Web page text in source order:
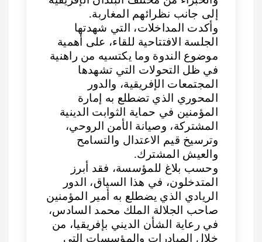
إلى جانب نظرائهم المغاربة.
وأكدت المداخلات، التي شهدتها
الجلسة الافتتاحية للقاء، على أهمية
موضوع الندوة وما يكتسيه من راهنية
في ظل التحولات التي تشهدها
المجتمعات الإفريقية، والدور
المحوري الذي تضطلع به إمارة
المؤمنين في حماية الثوابت الدينية
المشتركة، وصيانة الأمن الروحي،
وترسيخ قيم الاعتدال والتسامح
والعيش المشترك.
وحسب بلاغ للمؤسسة، فقد أبرز
المتدخلون، في هذا السياق، الدور
الريادي الذي يضطلع به أمير المؤمنين
صاحب الجلالة الملك محمد السادس،
في رعاية الشأن الديني بإفريقيا، من
خلال المبادرات والمؤسسات التي